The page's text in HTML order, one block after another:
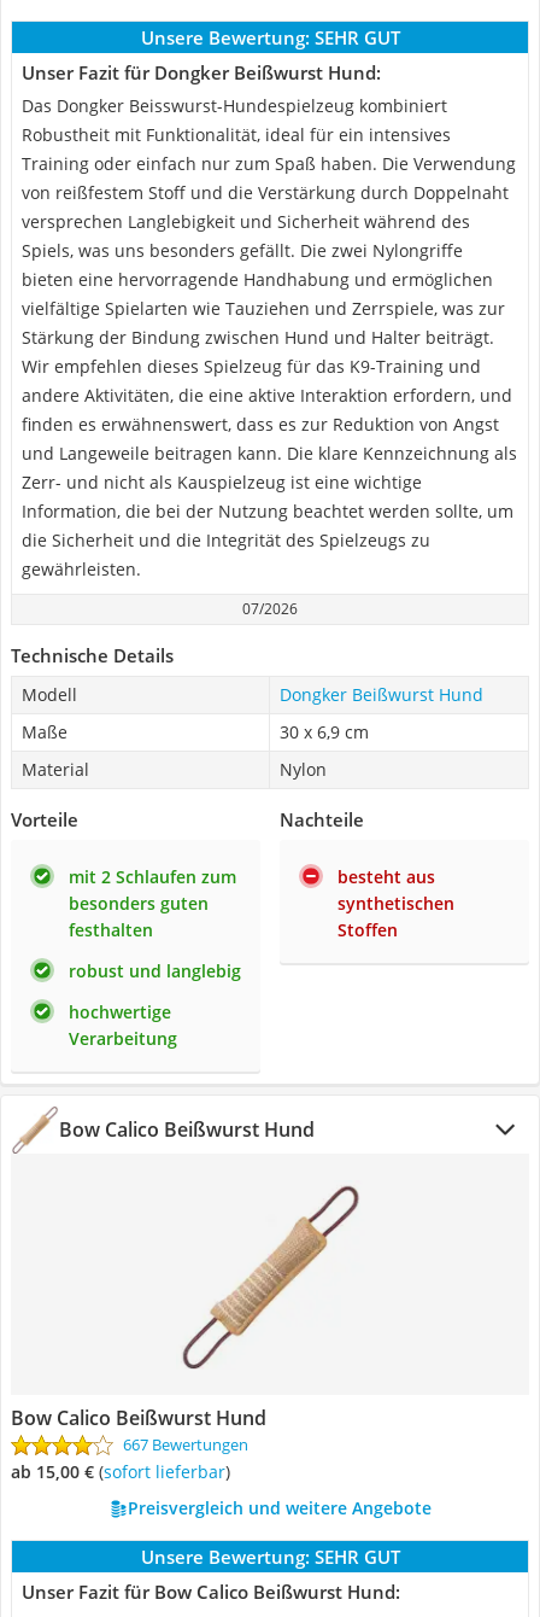
Unsere Bewertung: SEHR GUT
Unser Fazit für Dongker Beißwurst Hund:
Das Dongker Beisswurst-Hundespielzeug kombiniert
Robustheit mit Funktionalität, ideal für ein intensives
Training oder einfach nur zum Spaß haben. Die Verwendung
von reißfestem Stoff und die Verstärkung durch Doppelnaht
versprechen Langlebigkeit und Sicherheit während des
Spiels, was uns besonders gefällt. Die zwei Nylongriffe
bieten eine hervorragende Handhabung und ermöglichen
vielfältige Spielarten wie Tauziehen und Zerrspiele, was zur
Stärkung der Bindung zwischen Hund und Halter beiträgt.
Wir empfehlen dieses Spielzeug für das K9-Training und
andere Aktivitäten, die eine aktive Interaktion erfordern, und
finden es erwähnenswert, dass es zur Reduktion von Angst
und Langeweile beitragen kann. Die klare Kennzeichnung als
Zerr- und nicht als Kauspielzeug ist eine wichtige
Information, die bei der Nutzung beachtet werden sollte, um
die Sicherheit und die Integrität des Spielzeugs zu
gewährleisten.
07/2026
Technische Details
Modell
Dongker Beißwurst Hund
Maße
30 x 6,9 cm
Material
Nylon
Vorteile
mit 2 Schlaufen zum
besonders guten
festhalten
robust und langlebig
hochwertige
Verarbeitung
Nachteile
besteht aus
synthetischen
Stoffen
Bow Calico Beißwurst Hund
Bow Calico Beißwurst Hund
667 Bewertungen
ab 15,00 € ( Sofort lieferbar)
Preisvergleich und weitere Angebote
Unsere Bewertung: SEHR GUT
Unser Fazit für Bow Calico Beißwurst Hund: